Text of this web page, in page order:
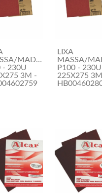
MADEIRA
- 230U
3M -
LIXA
MASSA/
P100 - 230U
225X275